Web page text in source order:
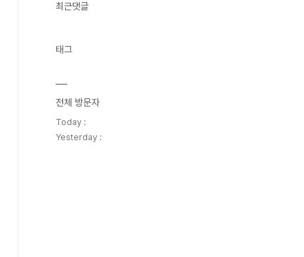
최근댓글
태그
전체 방문자
Today :
Yesterday :